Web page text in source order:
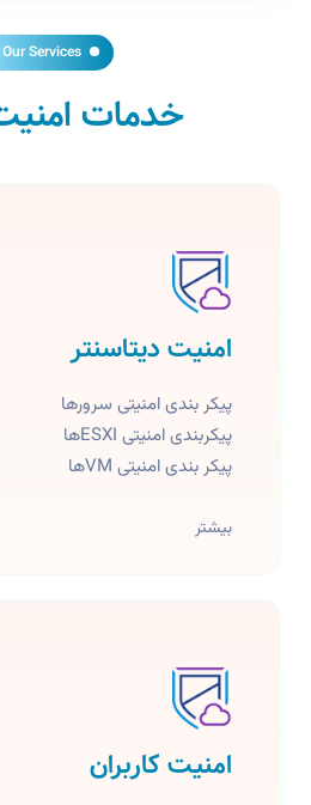
Our Services
خدمات
امنیت دیتاسنتر
پیکر بندی امنیتی سرورها
پیکربندی امنیتی ESXIها
پیکر بندی امنیتی VMها
بیشتر
امنیت کاربران